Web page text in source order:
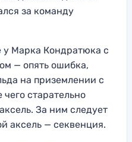
за команду
у Марка Кондратюка с
— опять ошибка,
на приземлении с
чего старательно
За ним следует
аксель — секвенция.